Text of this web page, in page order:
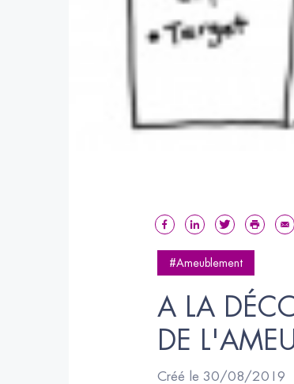
#Ameublement
A LA
DE
Créé le 30/08/2019